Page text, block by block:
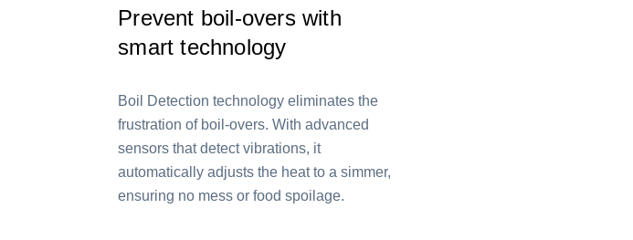
Prevent boil-overs with
smart technology
Boil Detection technology eliminates the
frustration of boil-overs. With advanced
sensors that detect vibrations, it
automatically adjusts the heat to a simmer,
ensuring no mess or food spoilage.